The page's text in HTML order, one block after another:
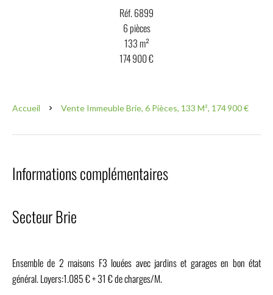
Réf. 6899
6 pièces
133 m²
174 900 €
Accueil Vente Immeuble Brie, 6 Pièces, 133 M², 174 900 €
Informations complémentaires
Secteur Brie
Ensemble de 2 maisons F3 louées avec jardins et garages en bon état
général. Loyers:1.085 € + 31 € de charges/M.